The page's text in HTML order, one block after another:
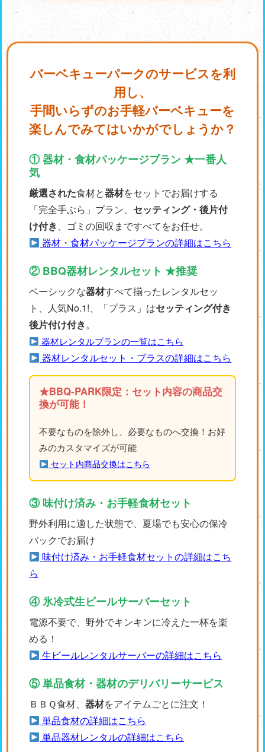
バーベキューパークのサービスを利
用し、
手間いらずのお手軽バーベキューを
楽しんでみてはいかがでしょうか？
① 器材・食材パッケージプラン ★一番人
気
厳選された食材と器材をセットでお届けする
「完全手ぶら」プラン、 セッティング・後片付
け付き、ゴミの回収まですべてをお任せ。
器材・食材パッケージプランの詳細はこちら
② BBQ器材レンタルセット ★推奨
ベーシックな器材すべて揃ったレンタルセッ
ト、人気No.1!、「プラス」はセッティング付き
後片付け付き。
器材レンタルプランの一覧はこちら
器材レンタルセット・プラスの詳細はこちら
★BBQ-PARK限定：セット内容の商品交
換が可能！
不要なものを除外し、必要なものへ交換！お好
みのカスタマイズが可能
セット内商品交換はこちら
③ 味付け済み・お手軽食材セット
野外利用に適した状態で、夏場でも安心の保冷
バックでお届け
味付け済み・お手軽食材セットの詳細はこち
ら
④ 氷冷式生ビールサーバーセット
電源不要で、野外でキンキンに冷えた一杯を楽
める！
生ビールレンタルサーバーの詳細はこちら
⑤ 単品食材・器材のデリバリーサービス
ＢＢＱ食材、 器材をアイテムごとに注文！
単品食材の詳細はこちら
単品器材レンタルの詳細はこちら